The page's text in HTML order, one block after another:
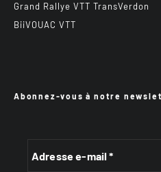
Grand Rallye VTT TransVerdon
BiiVOUAC VTT
Abonnez-vous à notre